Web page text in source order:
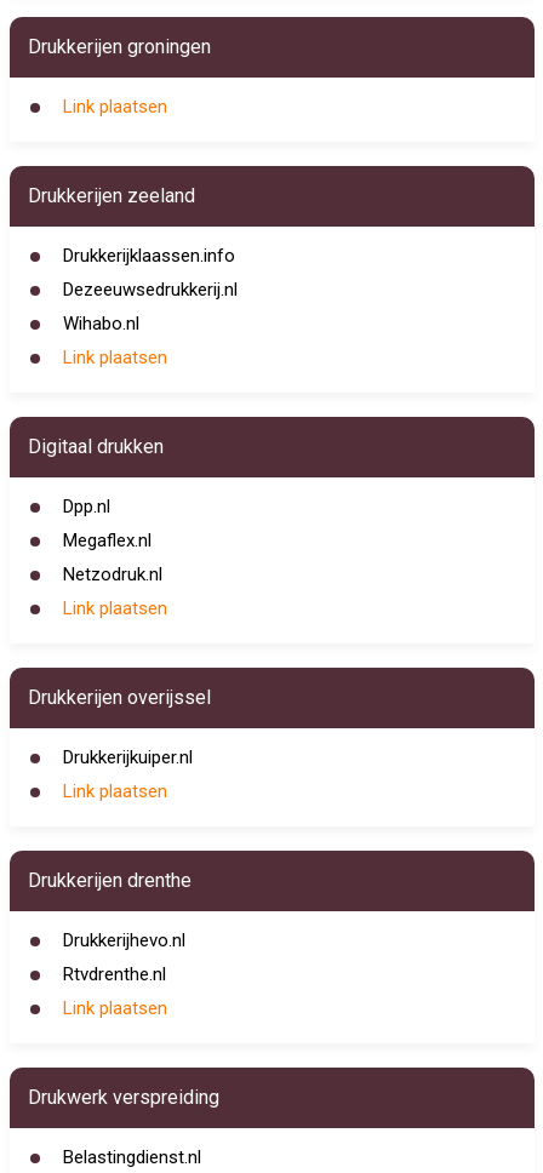
Drukkerijen groningen
Link plaatsen
Drukkerijen zeeland
Drukkerijklaassen.info
Dezeeuwsedrukkerij.nl
Wihabo.nl
Link plaatsen
Digitaal drukken
Dpp.nl
Megaflex.nl
Netzodruk.nl
Link plaatsen
Drukkerijen overijssel
Drukkerijkuiper.nl
Link plaatsen
Drukkerijen drenthe
Drukkerijhevo.nl
Rtvdrenthe.nl
Link plaatsen
Drukwerk verspreiding
Belastingdienst.nl